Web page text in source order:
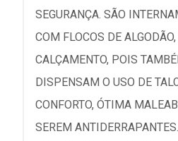
SEGURANÇA. SÃO
COM FLOCOS DE
CALÇAMENTO, POIS
DISPENSAM O USO DE
CONFORTO, ÓTIMA
SEREM ANTIDERRAPANTES.